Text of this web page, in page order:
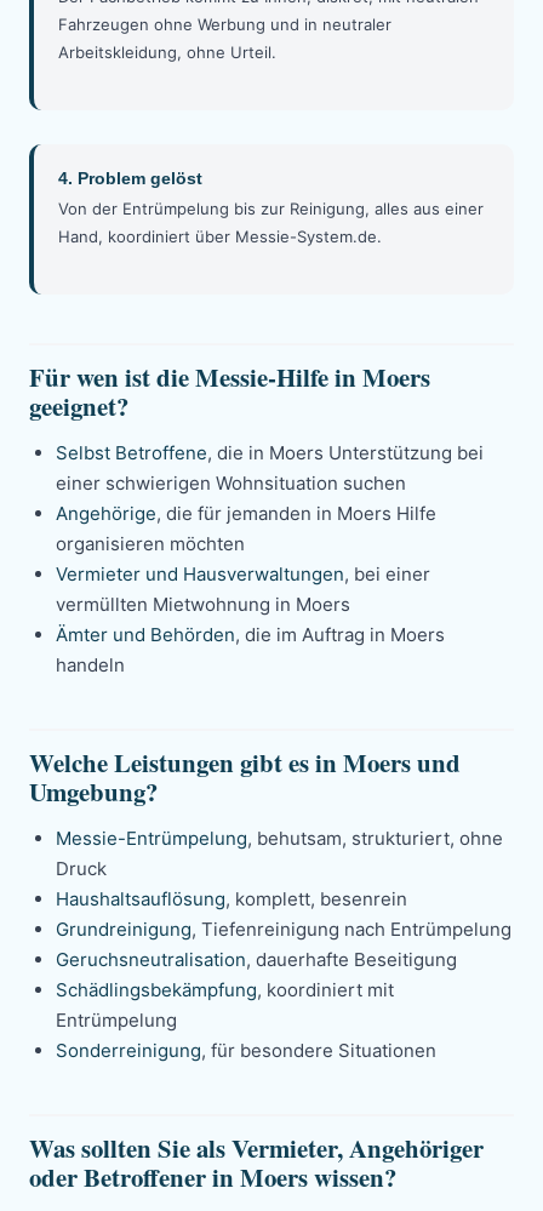
Fahrzeugen ohne Werbung und in neutraler
Arbeitskleidung, ohne Urteil.
4. Problem gelöst
Von der Entrümpelung bis zur Reinigung, alles aus einer
Hand, koordiniert über Messie-System.de.
Für wen ist die Messie-Hilfe in Moers
geeignet?
Selbst Betroffene, die in Moers Unterstützung bei
einer schwierigen Wohnsituation suchen
Angehörige, die für jemanden in Moers Hilfe
organisieren möchten
Vermieter und Hausverwaltungen, bei einer
vermüllten Mietwohnung in Moers
Ämter und Behörden, die im Auftrag in Moers
handeln
Welche Leistungen gibt es in Moers und
Umgebung?
Messie-Entrümpelung, behutsam, strukturiert, ohne
Druck
Haushaltsauflösung, komplett, besenrein
Grundreinigung, Tiefenreinigung nach Entrümpelung
Geruchsneutralisation, dauerhafte Beseitigung
Schädlingsbekämpfung, koordiniert mit
Entrümpelung
Sonderreinigung, für besondere Situationen
Was sollten Sie als Vermieter, Angehöriger
oder Betroffener in Moers wissen?